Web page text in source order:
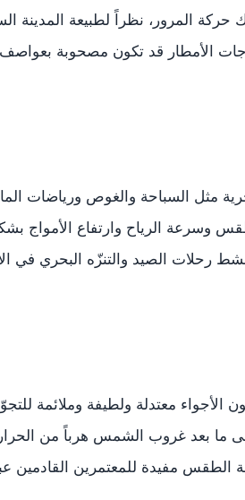
المرور، نظراً لطبيعة المدينة
الأمطار قد تكون مصحوبة
السباحة والغوص ورياضات الماء
وسرعة الرياح وارتفاع
رحلات الصيد والتنزّه البحري في
معتدلة ولطيفة وملائمة
ما بعد غروب الشمس هرباً من
الطقس مفيدة للمعتمرين القادمين